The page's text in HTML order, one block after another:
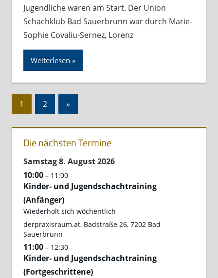
Jugendliche waren am Start. Der Union
Schachklub Bad Sauerbrunn war durch Marie-
Sophie Covaliu-Sernez, Lorenz
Weiterlesen
Seitennummerierung
der
Beiträge
1 2
Nächste
Beiträge
»
Die nächsten Termine
Samstag8. August2026
10:00 – 11:00
Kinder- und Jugendschachtraining
(Anfänger)
Wiederholt sich wöchentlich
derpraxisraum.at, Badstraße 26, 7202 Bad
Sauerbrunn
11:00 – 12:30
Kinder- und Jugendschachtraining
(Fortgeschrittene)